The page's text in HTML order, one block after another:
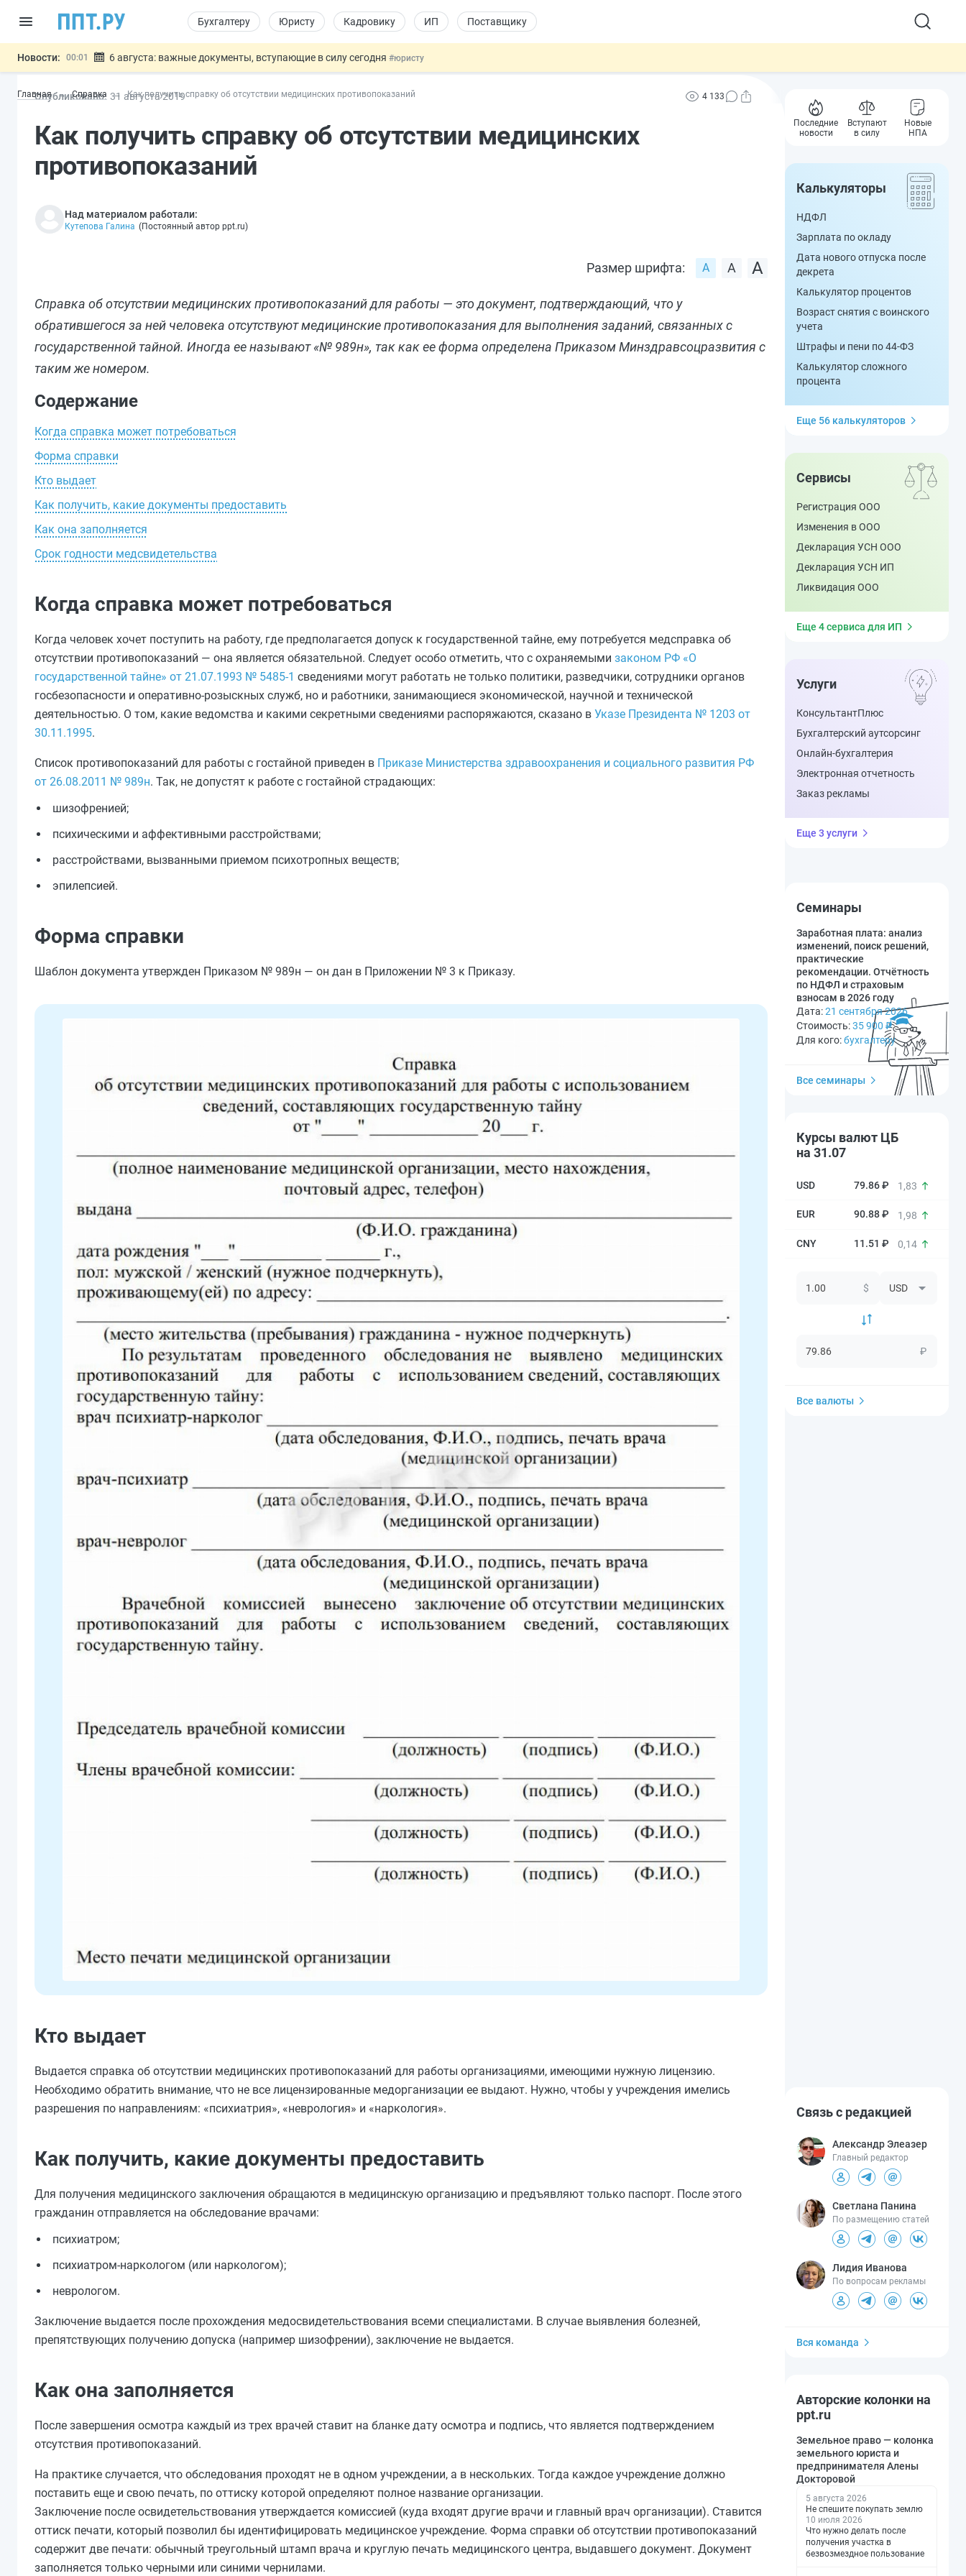
Бухгалтеру Юристу Кадровику ИП Поставщику
Новости: 00:01 6 августа: важные документы, вступающие в силу сегодня #юристу
05.08 Мигрантам с судимостью запретят получать ВНЖ и гражданство: закон подписан
05.08
Важно Подписан закон об упрощении госзакупок по 44-ФЗ #заказчику
Главная Справка Как получить справку об отсутствии медицинских противопоказаний
Опубликовано: 31 августа2019 4 133
Как получить справку об отсутствии медицинских
противопоказаний
Над материалом работали:
Кутепова Галина (Постоянный автор ppt.ru)
Размер шрифта:
Справка об отсутствии медицинских противопоказаний для работы — это документ, подтверждающий, что у
обратившегося за ней человека отсутствуют медицинские противопоказания для выполнения заданий, связанных с
государственной тайной. Иногда ее называют «№ 989н», так как ее форма определена Приказом Минздравсоцразвития с
таким же номером.
Содержание
Когда справка может потребоваться
Форма справки
Кто выдает
Как получить, какие документы предоставить
Как она заполняется
Срок годности медсвидетельства
Когда справка может потребоваться
Когда человек хочет поступить на работу, где предполагается допуск к государственной тайне, ему потребуется медсправка об
отсутствии противопоказаний — она является обязательной. Следует особо отметить, что с охраняемыми законом РФ «О
государственной тайне» от 21.07.1993 № 5485-1 сведениями могут работать не только политики, разведчики, сотрудники органов
госбезопасности и оперативно-розыскных служб, но и работники, занимающиеся экономической, научной и технической
деятельностью. О том, какие ведомства и какими секретными сведениями распоряжаются, сказано в Указе Президента № 1203 от
30.11.1995.
Список противопоказаний для работы с гостайной приведен в Приказе Министерства здравоохранения и социального развития РФ
от 26.08.2011 № 989н. Так, не допустят к работе с гостайной страдающих:
шизофренией;
психическими и аффективными расстройствами;
расстройствами, вызванными приемом психотропных веществ;
эпилепсией.
Форма справки
Шаблон документа утвержден Приказом № 989н — он дан в Приложении № 3 к Приказу.
Кто выдает
Выдается справка об отсутствии медицинских противопоказаний для работы организациями, имеющими нужную лицензию.
Необходимо обратить внимание, что не все лицензированные медорганизации ее выдают. Нужно, чтобы у учреждения имелись
разрешения по направлениям: «психиатрия», «неврология» и «наркология».
Как получить, какие документы предоставить
Для получения медицинского заключения обращаются в медицинскую организацию и предъявляют только паспорт. После этого
гражданин отправляется на обследование врачами:
психиатром;
психиатром-наркологом (или наркологом);
неврологом.
Заключение выдается после прохождения медосвидетельствования всеми специалистами. В случае выявления болезней,
препятствующих получению допуска (например шизофрении), заключение не выдается.
Как она заполняется
После завершения осмотра каждый из трех врачей ставит на бланке дату осмотра и подпись, что является подтверждением
отсутствия противопоказаний.
На практике случается, что обследования проходят не в одном учреждении, а в нескольких. Тогда каждое учреждение должно
поставить еще и свою печать, по оттиску которой определяют полное название организации.
Заключение после освидетельствования утверждается комиссией (куда входят другие врачи и главный врач организации). Ставится
оттиск печати, который позволил бы идентифицировать медицинское учреждение. Форма справки об отсутствии противопоказаний
содержит две печати: обычный треугольный штамп врача и круглую печать медицинского центра, выдавшего документ. Документ
заполняется только черными или синими чернилами.
Последние
новости
Вступают
в силу
Новые
НПА
Калькуляторы
НДФЛ
Зарплата по окладу
Дата нового отпуска после
декрета
Калькулятор процентов
Возраст снятия с воинского
учета
Штрафы и пени по 44-ФЗ
Калькулятор сложного
процента
Еще 56 калькуляторов
Сервисы
Регистрация ООО
Изменения в ООО
Декларация УСН ООО
Декларация УСН ИП
Ликвидация ООО
Еще 4 сервиса для ИП
Услуги
КонсультантПлюс
Бухгалтерский аутсорсинг
Онлайн-бухгалтерия
Электронная отчетность
Заказ рекламы
Еще 3 услуги
Семинары
Заработная плата: анализ
изменений, поиск решений,
практические
рекомендации. Отчётность
по НДФЛ и страховым
взносам в 2026 году
Дата:21 сентября 2026
Стоимость:35 900 ₽
Для кого:бухгалтеру
Все семинары
Курсы валют ЦБ
на 31.07
79.86 ₽ 1,83
90.88 ₽ 1,98
11.51 ₽ 0,14
$
₽
Все валюты
Связь с редакцией
Александр Элеазер
Главный редактор
Светлана Панина
По размещению статей
Лидия Иванова
По вопросам рекламы
Вся команда
Авторские колонки на
ppt.ru
Земельное право — колонка
земельного юриста и
предпринимателя Алены
Докторовой
5 августа 2026
Не спешите покупать землю
10 июля 2026
Что нужно делать после
получения участка в
безвозмездное пользование